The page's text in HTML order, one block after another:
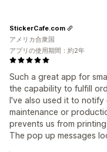
Such a great app for
the capability to fulfill
I've also used it to
maintenance or
prevents us from
The pop up messages
StickerCafe.com
アメリカ合衆国
アプリの使用期間：約2年